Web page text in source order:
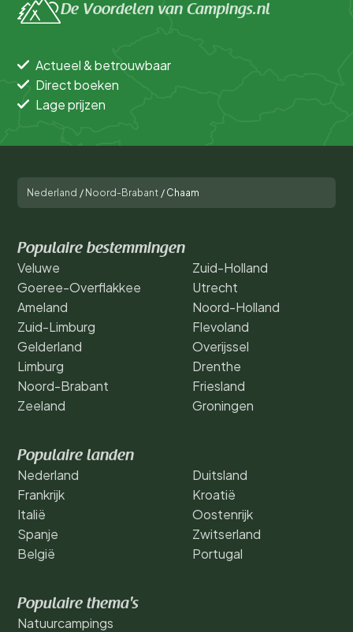
De Voordelen van Campings.nl
Actueel & betrouwbaar
Direct boeken
Lage prijzen
Nederland / Noord-Brabant / Chaam
Populaire bestemmingen
Veluwe
Goeree-Overflakkee
Ameland
Zuid-Limburg
Gelderland
Limburg
Noord-Brabant
Zeeland
Zuid-Holland
Utrecht
Noord-Holland
Flevoland
Overijssel
Drenthe
Friesland
Groningen
Populaire landen
Nederland
Frankrijk
Italië
Spanje
België
Duitsland
Kroatië
Oostenrijk
Zwitserland
Portugal
Populaire thema's
Natuurcampings